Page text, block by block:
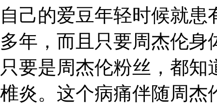
自己的爱豆年轻时候就
多年，而且只要周杰伦
只要是周杰伦粉丝，都
椎炎。这个病痛伴随周杰